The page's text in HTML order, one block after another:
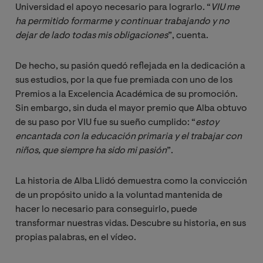
Universidad el apoyo necesario para lograrlo. “ VIU me
ha permitido formarme y continuar trabajando y no
dejar de lado todas mis obligaciones”, cuenta.
De hecho, su pasión quedó reflejada en la dedicación a
sus estudios, por la que fue premiada con uno de los
Premios a la Excelencia Académica de su promoción.
Sin embargo, sin duda el mayor premio que Alba obtuvo
de su paso por VIU fue su sueño cumplido: “estoy
encantada con la educación primaria y el trabajar con
niños, que siempre ha sido mi pasión”.
La historia de Alba Llidó demuestra como la convicción
de un propósito unido a la voluntad mantenida de
hacer lo necesario para conseguirlo, puede
transformar nuestras vidas. Descubre su historia, en sus
propias palabras, en el vídeo.